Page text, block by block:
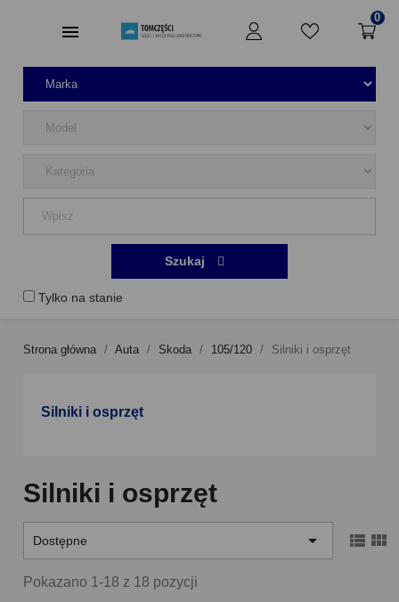
0
Tylko na stanie
Szukaj
Strona główna Auta Skoda 105/120 Silniki i osprzęt
Silniki i osprzęt
Silniki i osprzęt
Dostępne   
Pokazano 1-18 z 18 pozycji